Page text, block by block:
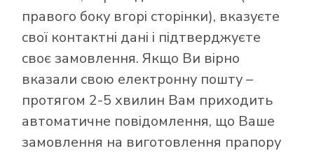
правого боку вгорі сторінки), вказуєте
свої контактні дані і підтверджуєте
своє замовлення. Якщо Ви вірно
вказали свою електронну пошту –
протягом 2-5 хвилин Вам приходить
автоматичне повідомлення, що Ваше
замовлення на виготовлення прапору